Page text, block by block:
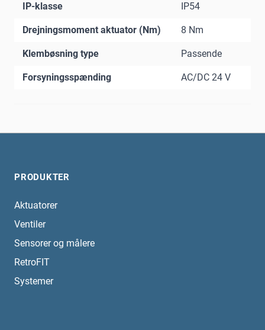
IP-klasse IP54
Drejningsmoment aktuator (Nm) 8 Nm
Klembøsning type Passende
Forsyningsspænding AC/DC 24 V
PRODUKTER
Aktuatorer
Ventiler
Sensorer og målere
RetroFIT
Systemer